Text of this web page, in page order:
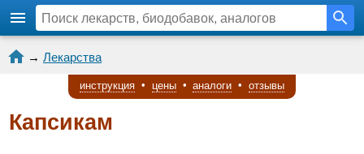
→ Лекарства
инструкция • цены • аналоги • отзывы
Капсикам